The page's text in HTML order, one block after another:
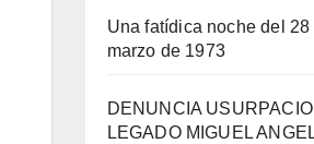
Una fatídica noche del 28
marzo de 1973
DENUNCIA
LEGADO MIGUEL